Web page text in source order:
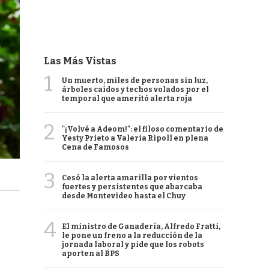
Las Más Vistas
1
Un muerto, miles de personas sin luz,
árboles caídos y techos volados por el
temporal que ameritó alerta roja
2
"¡Volvé a Adeom!": el filoso comentario de
Yesty Prieto a Valeria Ripoll en plena
Cena de Famosos
3
Cesó la alerta amarilla por vientos
fuertes y persistentes que abarcaba
desde Montevideo hasta el Chuy
4
El ministro de Ganadería, Alfredo Fratti,
le pone un freno a la reducción de la
jornada laboral y pide que los robots
aporten al BPS